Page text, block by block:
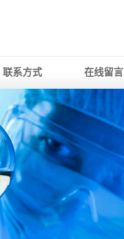
联系方式 在线留言